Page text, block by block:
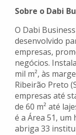
Sobre o Dabi
O Dabi
desenvolvido
empresas,
negócios.
mil m², às
Ribeirão Preto
empresas até
de 60 m² até
é a Área 51,
abriga 33